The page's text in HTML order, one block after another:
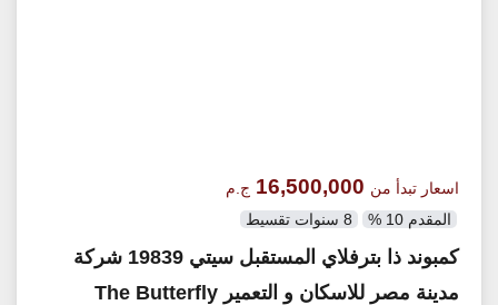
اسعار تبدأ من 16,500,000 ج.م
المقدم 10 % 8 سنوات تقسيط
كمبوند ذا بترفلاي المستقبل سيتي 19839 شركة
مدينة مصر للاسكان و التعمير The Butterfly